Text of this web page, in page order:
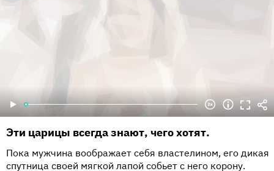
Эти царицы всегда знают, чего хотят.
Пока мужчина воображает себя властелином, его дикая
спутница своей мягкой лапой собьет с него корону.